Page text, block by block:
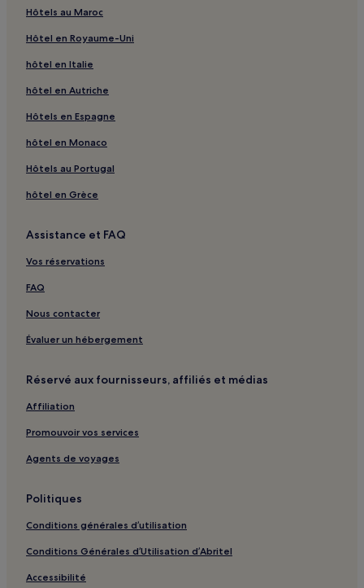
Hôtels au Maroc
Hôtel en Royaume-Uni
hôtel en Italie
hôtel en Autriche
Hôtels en Espagne
hôtel en Monaco
Hôtels au Portugal
hôtel en Grèce
Assistance et FAQ
Vos réservations
FAQ
Nous contacter
Évaluer un hébergement
Réservé aux fournisseurs, affiliés et médias
Affiliation
Promouvoir vos services
Agents de voyages
Politiques
Conditions générales d’utilisation
Conditions Générales d’Utilisation d’Abritel
Accessibilité